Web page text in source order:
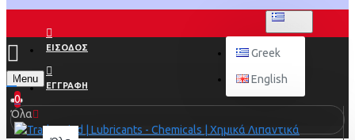
ΕΙΣΟΔΟΣ
ΕΓΓΡΑΦΗ
Greek
English
Menu
0
Όλα